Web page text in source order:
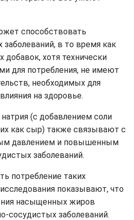
способствовать
заболеваний, в то время как
хотя технически
для потребления, не имеют
необходимых для
на здоровье.
(с добавлением соли
как сыр) также связывают с
давлением и повышенным
заболеваний.
потребление таких
показывают, что
насыщенных жиров
сосудистых заболеваний.